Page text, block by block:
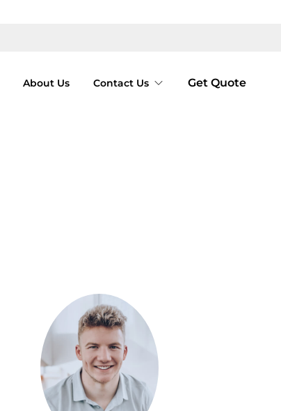
About Us Contact Us Get Quote